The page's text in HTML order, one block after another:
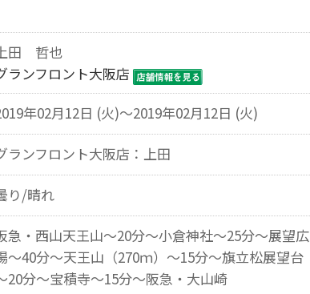
田 哲也
ランフロント大阪店
年02月12日 (火)～2019年02月12日 (火)
ランフロント大阪店：上田
り/晴れ
急・西山天王山～20分～小倉神社～25分～展望広
～40分～天王山（270ｍ）～15分～旗立松展望台
20分～宝積寺～15分～阪急・大山崎